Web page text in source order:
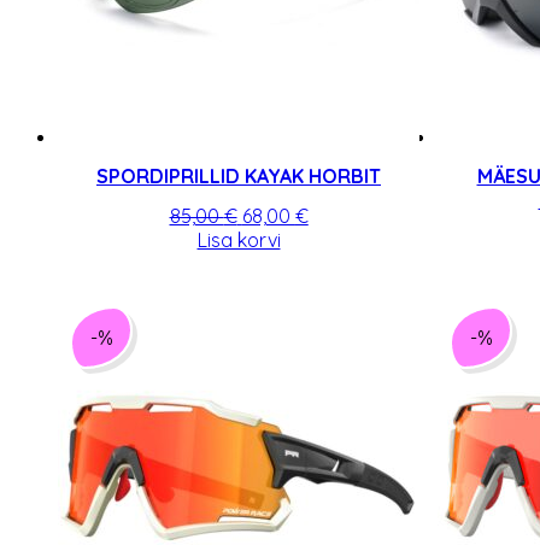
SPORDIPRILLID KAYAK HORBIT
85,00€ Algne
hind
68,00 €Praegune
Lisa korvi
-% -%